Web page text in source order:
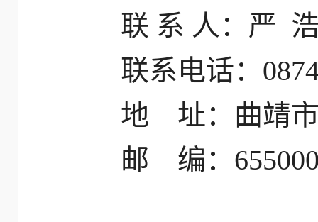
联 系 人：严
联系电话：
地 址：曲靖市
邮 编：